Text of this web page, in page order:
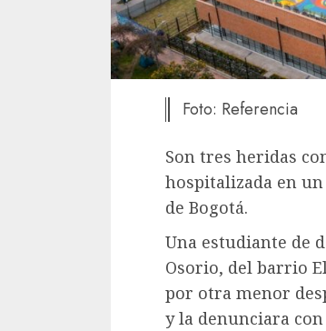
Foto: Referencia
Son tres heridas
hospitalizada en
de Bogotá.
Una estudiante de
Osorio, del barrio
por otra menor
y la denunciara